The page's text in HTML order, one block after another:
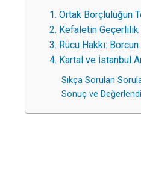
1. Ortak Borçluluğun
2. Kefaletin Geçerlilik
3. Rücu Hakkı:
4. Kartal ve İstanbul
Sıkça Sorulan
Sonuç ve